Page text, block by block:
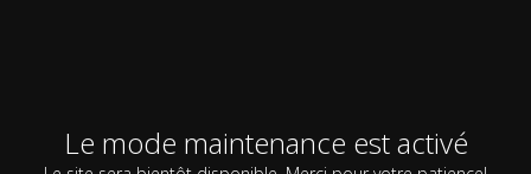
Le mode maintenance est activé